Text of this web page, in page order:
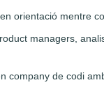
orientació mentre
managers,
company de codi